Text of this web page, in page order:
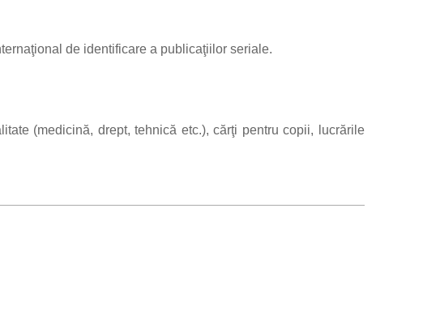
de identificare a publicaţiilor seriale.
(medicină, drept, tehnică etc.), cărţi pentru copii, lucrările